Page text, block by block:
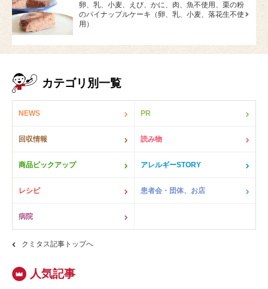
卵、乳、小麦、えび、かに、肉、魚不使用、栗の粉
のパイナップルケーキ（卵、乳、小麦、落花生不使
用）
カテゴリ別一覧
NEWS PR
回収情報 読み物
商品ピックアップ アレルギーSTORY
レシピ 患者会・団体、お店
病院
クミタス記事トップへ